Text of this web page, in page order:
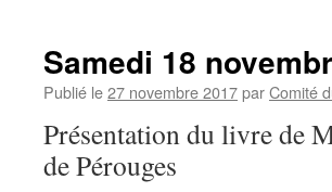
Samedi 18
Publié le27 novembre 2017parComité
Présentation du livre de
de Pérouges